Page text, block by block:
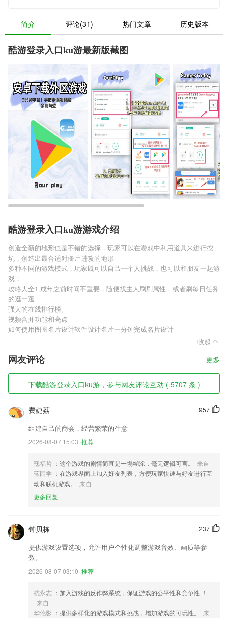
简介 评论(31) 热门文章 历史版本
酷游登录入口ku游最新版截图
酷游登录入口ku游游戏介绍
创造全新的地形也是不错的选择，玩家可以在游戏中利用道具来进行挖
坑，创造出最合适对僵尸进攻的地形
多种不同的游戏模式，玩家既可以自己一个人挑战，也可以和朋友一起游
戏；
攻略大全1.成年之前时间不重要，随便找主人刷刷属性，或者刷每日任务
的逛一逛
强大的在线排行榜。
视频合并功能和亮点
如何使用图图名片设计软件设计名片一分钟完成名片设计
收起
网友评论 更多
下载酷游登录入口ku游，参与网友评论互动 ( 5707 条 )
957
费婕荔
组建自己的商会，经营繁荣的生意
2026-08-07 15:03 推荐
寇福哲 ：这个游戏的剧情简直是一塌糊涂，毫无逻辑可言。
来自
蓝园学 ：在游戏界面上加入好友列表，方便玩家快速与好友进行互
动和联机游戏。
来自
更多回复
237
钟贝栋
提供游戏设置选项，允许用户个性化调整游戏音效、画质等参
数。
2026-08-07 03:10 推荐
杭永志 ：加入游戏的反作弊系统，保证游戏的公平性和竞争性 ！
来自
华伦影 ：提供多样化的游戏模式和挑战，增加游戏的可玩性。 来